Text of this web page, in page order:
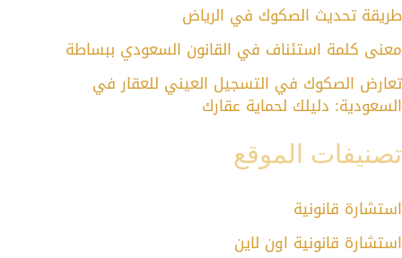
طريقة تحديث الصكوك في الرياض
معنى كلمة استئناف في القانون السعودي ببساطة
تعارض الصكوك في التسجيل العيني للعقار في
السعودية: دليلك لحماية عقارك
تصنيفات الموقع
استشارة قانونية
استشارة قانونية اون لاين